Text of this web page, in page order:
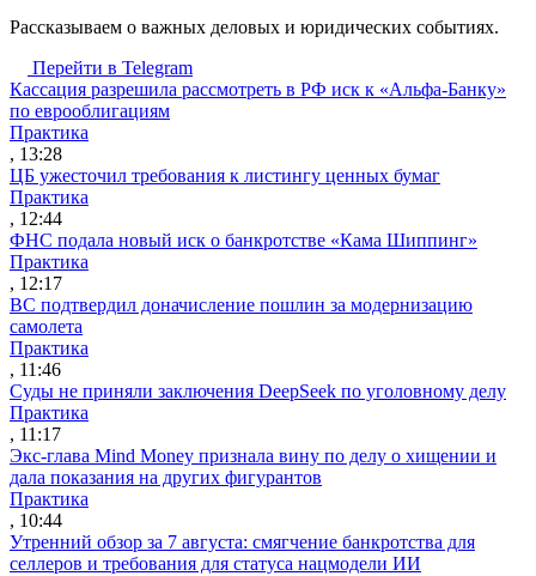
Рассказываем о важных деловых и юридических событиях.
Перейти в Telegram
Кассация разрешила рассмотреть в РФ иск к «Альфа-Банку»
по еврооблигациям
Практика
, 13:28
ЦБ ужесточил требования к листингу ценных бумаг
Практика
, 12:44
ФНС подала новый иск о банкротстве «Кама Шиппинг»
Практика
, 12:17
ВС подтвердил доначисление пошлин за модернизацию
самолета
Практика
, 11:46
Суды не приняли заключения DeepSeek по уголовному делу
Практика
, 11:17
Экс-глава Mind Money признала вину по делу о хищении и
дала показания на других фигурантов
Практика
, 10:44
Утренний обзор за 7 августа: смягчение банкротства для
селлеров и требования для статуса нацмодели ИИ